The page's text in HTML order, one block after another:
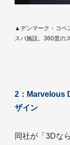
▲デンマーク・コペ
スパ施設。360度の
2：Marvelous
ザイン
同社が「3Dな